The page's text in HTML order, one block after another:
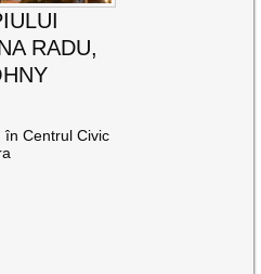
RADU,
în Centrul Civic